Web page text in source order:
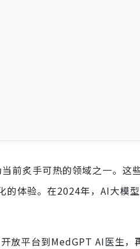
前炙手可热的领域之一。这
体验。在2024年，AI大模
放平台到MedGPT AI医生，